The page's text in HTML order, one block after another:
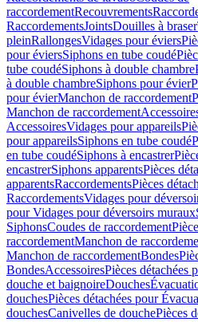
raccordementRecouvrements
RaccordementsJointsDouilles à braser
pleinRallongesVidages pour éviers
pour éviersSiphons en tube coudé
tube coudéSiphons à double chambre
à double chambreSiphons pour évier
pour évierManchon de raccordement
Manchon de raccordement
AccessoiresVidages pour appareils
pour appareilsSiphons en tube coudé
en tube coudéSiphons à encastrer
encastrerSiphons apparentsPièces
apparentsRaccordementsPièces
RaccordementsVidages pour
pour Vidages pour déversoirs muraux
SiphonsCoudes de raccordement
raccordementManchon de
Manchon de raccordementBondes
BondesAccessoiresPièces détachées
douche et baignoireDouches
douchesPièces détachées pour
douchesCanivelles de douchePièces